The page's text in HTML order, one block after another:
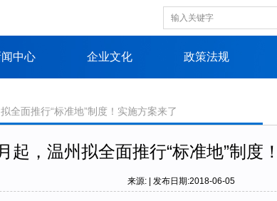
中心 企业文化 政策法规
全面推行“标准地”制度！实施方案来了
起，温州拟全面推行“标准地”制度
来源: | 发布日期:2018-06-05